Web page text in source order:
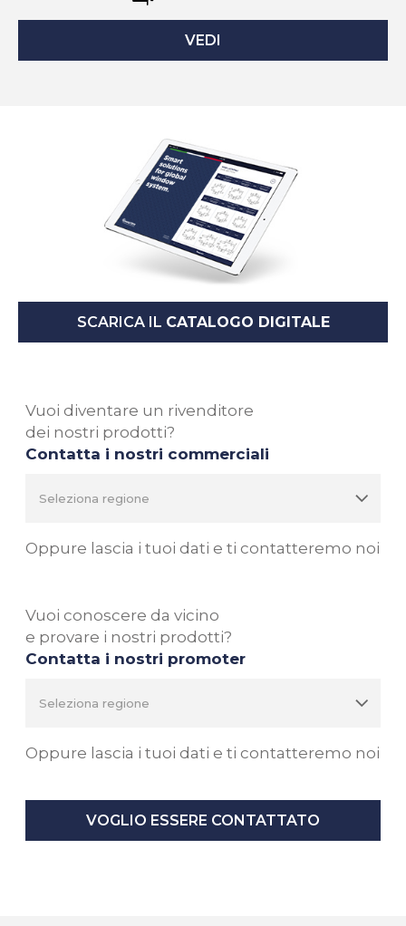
VEDI
SCARICA IL CATALOGO DIGITALE
Vuoi diventare un rivenditore
dei nostri prodotti?
Contatta i nostri commerciali
Oppure lascia i tuoi dati e ti contatteremo noi
Vuoi conoscere da vicino
e provare i nostri prodotti?
Contatta i nostri promoter
Oppure lascia i tuoi dati e ti contatteremo noi
VOGLIO ESSERE CONTATTATO